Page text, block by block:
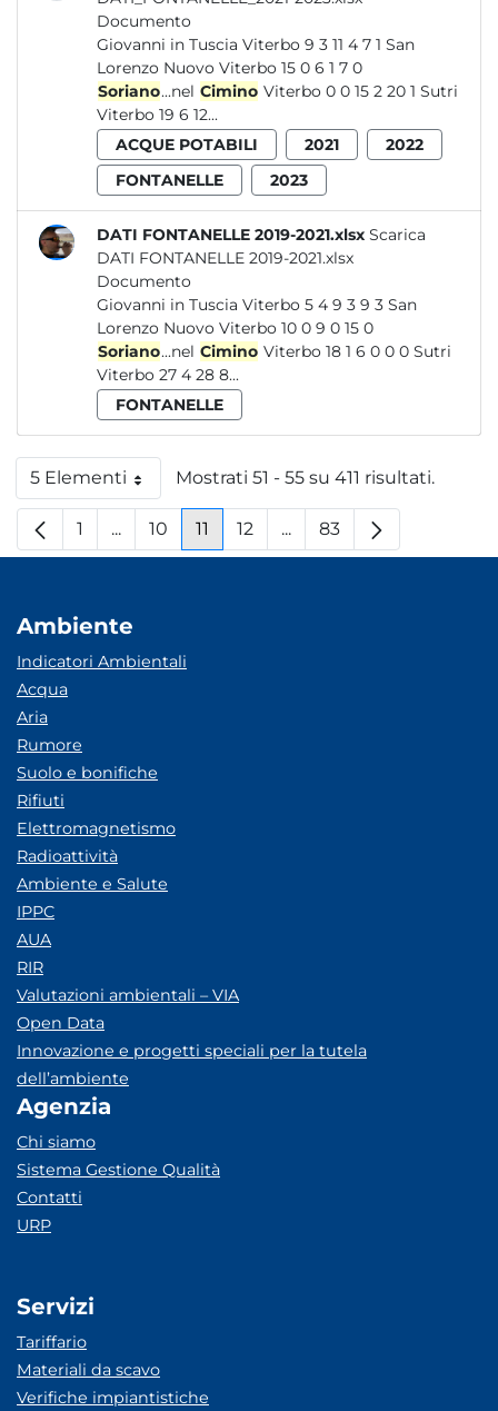
Documento
Giovanni in Tuscia Viterbo 9 3 11 4 7 1 San
Lorenzo Nuovo Viterbo 15 0 6 1 7 0
Soriano...nel Cimino Viterbo 0 0 15 2 20 1 Sutri
Viterbo 19 6 12...
ACQUE POTABILI
2021
2022
FONTANELLE
2023
DATI FONTANELLE 2019-2021.xlsx Scarica
DATI FONTANELLE 2019-2021.xlsx
Documento
Giovanni in Tuscia Viterbo 5 4 9 3 9 3 San
Lorenzo Nuovo Viterbo 10 0 9 0 15 0
Soriano...nel Cimino Viterbo 18 1 6 0 0 0 Sutri
Viterbo 27 4 28 8...
FONTANELLE
5 ElementiPer paginaMostrati 51 - 55 su 411 risultati.
Pagina
1 ...Pagine intermedie
Pagina
10 Pagina
11 Pagina
12 ...Pagine intermedie
Pagina
83
Ambiente
Indicatori Ambientali
Acqua
Aria
Rumore
Suolo e bonifiche
Rifiuti
Elettromagnetismo
Radioattività
Ambiente e Salute
IPPC
AUA
RIR
Valutazioni ambientali – VIA
Open Data
Innovazione e progetti speciali per la tutela
dell’ambiente
Agenzia
Chi siamo
Sistema Gestione Qualità
Contatti
URP
Servizi
Tariffario
Materiali da scavo
Verifiche impiantistiche